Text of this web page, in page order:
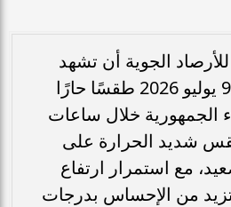
الجوية أن تشهد
مصر اليوم الخميس 9 يوليو 2026 طقسًا حارًا
الجمهورية خلال ساعات
طقس شديد الحرارة على
مع استمرار ارتفاع
من الإحساس بدرجات